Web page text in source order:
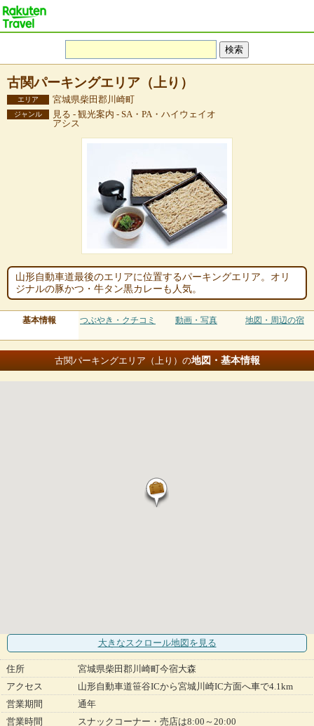
古関パーキングエリア（上り）
エリア 宮城県柴田郡川崎町
ジャンル
見る - 観光案内 - SA・PA・ハイウェイオ
アシス
山形自動車道最後のエリアに位置するパーキングエリア。オリ
ジナルの豚かつ・牛タン黒カレーも人気。
基本情報 つぶやき・クチコミ 動画・写真 地図・周辺の宿
古関パーキングエリア（上り）の地図・基本情報
大きなスクロール地図 を見る
住所
宮城県柴田郡川崎町今宿大森
アクセス
山形自動車道笹谷ICから宮城川崎IC方面へ車で4.1km
営業期間
通年
営業時間
スナックコーナー・売店は8:00～20:00